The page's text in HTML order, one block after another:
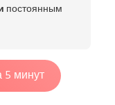
постоянным
5 минут